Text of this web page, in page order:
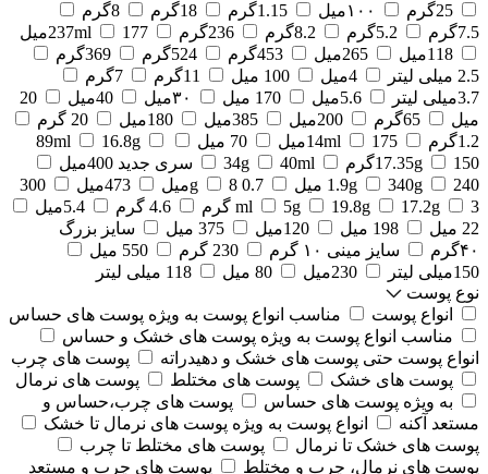
25گرم
۱۰۰میل 1.15گرم 18گرم
8گرم
7.5گرم
5.2گرم 8.2گرم 236گرم 237ml
177میل
118میل
265میل 453گرم 524گرم
369گرم
2.5 میلی لیتر
4میل 100 میل 11گرم
7گرم
3.7میلی لیتر
5.6میل 170 میل ۳۰میل 40میل
20
میل
65گرم 200میل 385میل 180میل
20 گرم
1.2گرم
14ml 175میل 70 میل 89ml
16.8g
17.35g
150گرم 34g 40ml
سری جدید 400میل
1.9g
340g 240 میل 0.7 g 8میل 473میل
300
ml
5g 19.8g 17.2g 3 گرم 4.6 گرم
5.4میل
22 میل
198 میل 120میل 375 میل
سایز بزرگ
۴۰گرم
سایز مینی ۱۰ گرم 230 گرم
550 میل
150میلی لیتر
230میل 80 میل
118 میلی لیتر
نوع پوست
انواع پوست
مناسب انواع پوست به ویژه پوست های حساس
مناسب انواع پوست به ویژه پوست های خشک و حساس
انواع پوست حتی پوست های خشک و دهیدراته
پوست های چرب
پوست های خشک
پوست های مختلط
پوست های نرمال
به ویژه پوست های حساس
پوست های چرب،حساس و
مستعد آکنه
انواع پوست به ویژه پوست های نرمال تا خشک
پوست های خشک تا نرمال
پوست های مختلط تا چرب
پوست های نرمال، چرب و مختلط
پوست های چرب و مستعد